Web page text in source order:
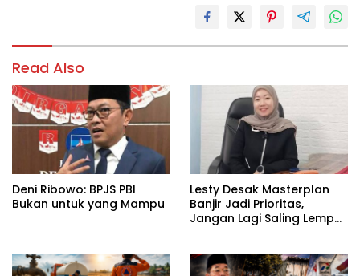
Read Also
Deni Ribowo: BPJS PBI
Bukan untuk yang Mampu
Lesty Desak Masterplan
Banjir Jadi Prioritas,
Jangan Lagi Saling Lempar